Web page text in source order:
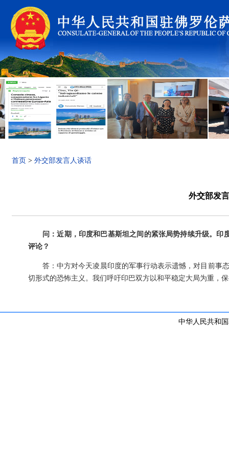
首页 > 外交部发言人谈话
外交部发
问：近期，印度和巴基斯坦之间的紧张局势持续升级。
评论？
答：中方对今天凌晨印度的军事行动表示遗憾，对目前事
切形式的恐怖主义。我们呼吁印巴双方以和平稳定大局为重，
中华人民共和